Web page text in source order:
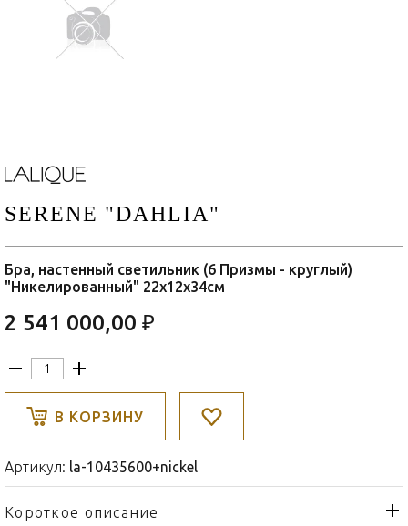
SERENE "DAHLIA"
Бра, настенный светильник (6 Призмы - круглый)
"Никелированный" 22x12x34см
2 541 000,00 ₽
В КОРЗИНУ
Артикул: la-10435600+nickel
Короткое описание